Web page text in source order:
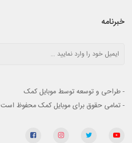
خبرنامه
- طراحی و توسعه توسط موبایل کمک
- تمامی حقوق برای موبایل کمک محفوظ است